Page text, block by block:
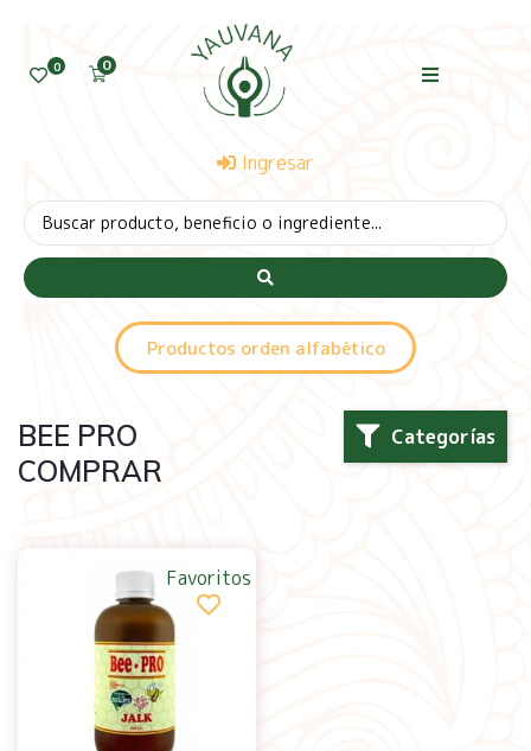
0 0
Ingresar
Productos orden alfabético
Categorías
BEE PRO
COMPRAR
Favoritos